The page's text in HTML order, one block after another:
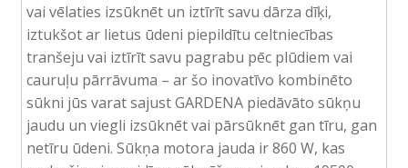
vai vēlaties izsūknēt un iztīrīt savu dārza dīķi,
iztukšot ar lietus ūdeni piepildītu celtniecības
tranšeju vai iztīrīt savu pagrabu pēc plūdiem vai
cauruļu pārrāvuma – ar šo inovatīvo kombinēto
sūkni jūs varat sajust GARDENA piedāvāto sūkņu
jaudu un viegli izsūknēt vai pārsūknēt gan tīru, gan
netīru ūdeni. Sūkņa motora jauda ir 860 W, kas